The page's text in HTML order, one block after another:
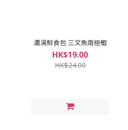
濃湯鮮食包 三文魚南極蝦
HK$19.00
HK$24.00